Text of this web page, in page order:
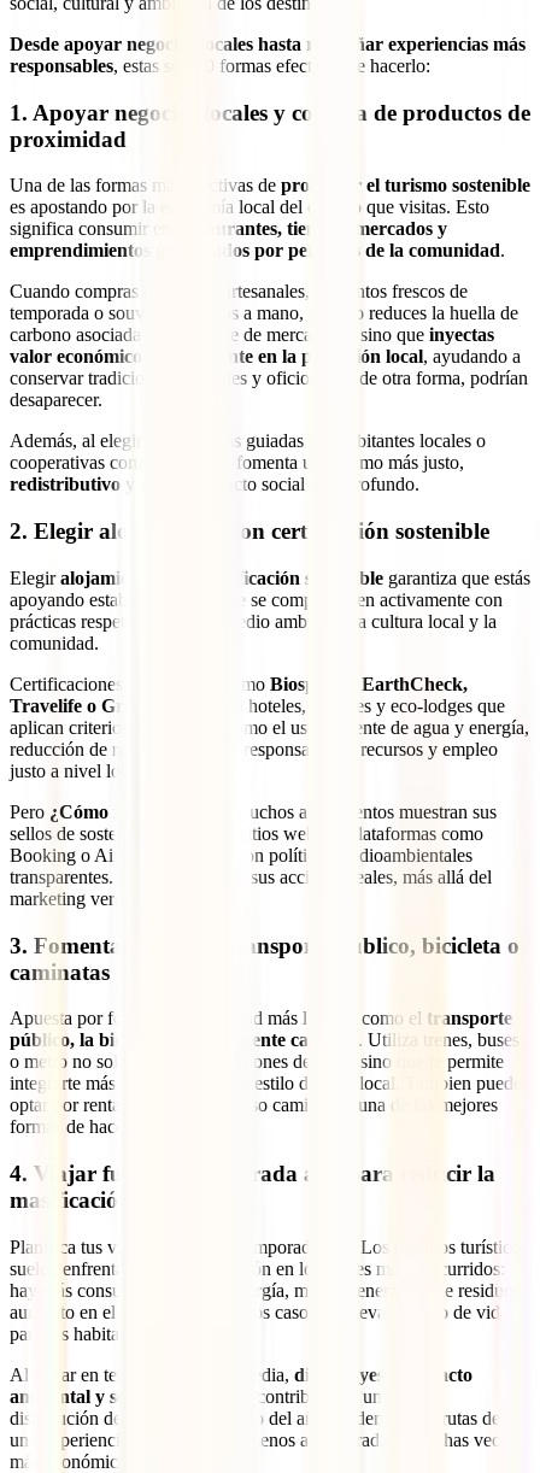
Desde apoyar negocios locales hasta rediseñar experiencias más
responsables, estas son 20 formas efectivas de hacerlo:
1. Apoyar negocios locales y compra de productos de
proximidad
Una de las formas más efectivas de promover el turismo sostenible
es apostando por la economía local del destino que visitas. Esto
significa consumir en
restaurantes, tiendas, mercados y
emprendimientos gestionados por personas de la comunidad.
Cuando compras productos artesanales, alimentos frescos de
temporada o souvenirs hechos a mano, no solo reduces la huella de
carbono asociada al transporte de mercancías, sino que inyectas
valor económico directamente en la población local, ayudando a
conservar tradiciones culturales y oficios que, de otra forma, podrían
desaparecer.
Además, al elegir experiencias guiadas por habitantes locales o
cooperativas comunitarias, se fomenta un turismo más justo,
redistributivo y con un impacto social más profundo.
2. Elegir alojamientos con certificación sostenible
Elegiralojamientos con certificación sostenible garantiza que estás
apoyando establecimientos que se comprometen activamente con
prácticas respetuosas con el medio ambiente, la cultura local y la
comunidad.
Certificaciones reconocidas como Biosphere, EarthCheck,
Travelife o Green Key
avalan hoteles, hostales y eco-lodges que
aplican criterios sostenibles, como el uso eficiente de agua y energía,
reducción de residuos, gestión responsable de recursos y empleo
justo a nivel local.
Pero ¿Cómo identificarlos?
Muchos alojamientos muestran sus
sellos de sostenibilidad en sus sitios web, en plataformas como
Booking o Airbnb, o cuentan con políticas medioambientales
transparentes. Presta atención a sus acciones reales, más allá del
marketing verde.
3. Fomentar el uso de transporte público, bicicleta o
caminatas
Apuesta por formas de movilidad más limpias como el transporte
público, la bicicleta o simplemente caminar . Utiliza trenes, buses
o metro no solo reduce las emisiones de CO₂, sino que te permite
integrarte más fácilmente con el estilo de vida local. Tambien puedes
optar por rentar bicicleta o incluso caminar es una de las mejores
formas de hacer
4. Viajar fuera de temporada alta para reducir la
masificación
Planifica tus viajes fuera de la temporada alta. Los destinos turísticos
suelen enfrentar una fuerte presión en los meses más concurridos:
hay más consumo de agua y energía, mayor generación de residuos,
aumento en el tráfico y en muchos casos, se eleva el costo de vida
para los habitantes locales.
Al viajar en temporada baja o media, disminuyes el impacto
ambiental y social de tu visita
, contribuyes a una mejor
distribución del turismo a lo largo del año y, además, disfrutas de
una experiencia más auténtica, menos aglomerada y, muchas veces,
más económica.